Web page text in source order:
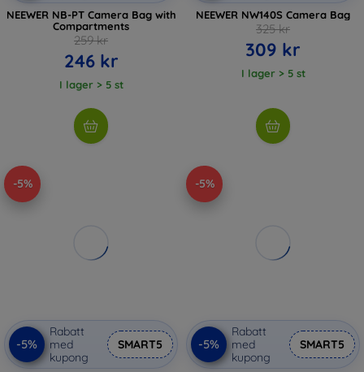
NEEWER NB-PT Camera Bag with
Compartments
259 kr
246 kr
I lager > 5 st
NEEWER NW140S Camera Bag
325 kr
309 kr
I lager > 5 st
-5%
-5%
Rabatt
med
kupong
SMART5
-5%
-5%
Rabatt
med
kupong
SMART5